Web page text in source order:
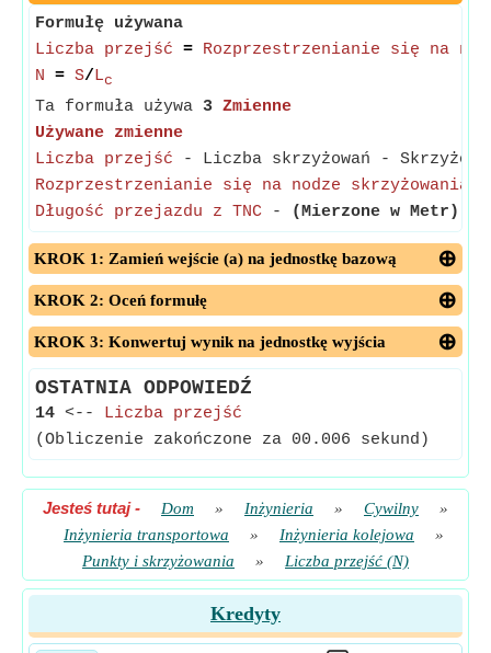
Formułę używana
Liczba przejść = Rozprzestrzenianie się na
N = S/Lc
Ta formuła używa 3 Zmienne
Używane zmienne
Liczba przejść - Liczba skrzyżowań -
Rozprzestrzenianie się na nodze skrzyżowania
Długość przejazdu z TNC - (Mierzone w Metr)
KROK 1: Zamień wejście (a) na jednostkę bazową
KROK 2: Oceń formułę
KROK 3: Konwertuj wynik na jednostkę wyjścia
OSTATNIA ODPOWIEDŹ
14 <-- Liczba przejść
(Obliczenie zakończone za 00.006 sekund)
Jesteś tutaj- Dom » Inżynieria » Cywilny
»
Inżynieria transportowa
» Inżynieria kolejowa
»
Punkty i skrzyżowania
» Liczba przejść (N)
Kredyty